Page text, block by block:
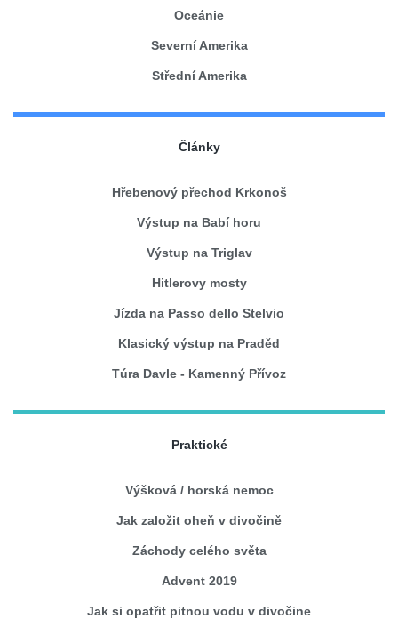
Oceánie
Severní Amerika
Střední Amerika
Články
Hřebenový přechod Krkonoš
Výstup na Babí horu
Výstup na Triglav
Hitlerovy mosty
Jízda na Passo dello Stelvio
Klasický výstup na Praděd
Túra Davle - Kamenný Přívoz
Praktické
Výšková / horská nemoc
Jak založit oheň v divočině
Záchody celého světa
Advent 2019
Jak si opatřit pitnou vodu v divočine